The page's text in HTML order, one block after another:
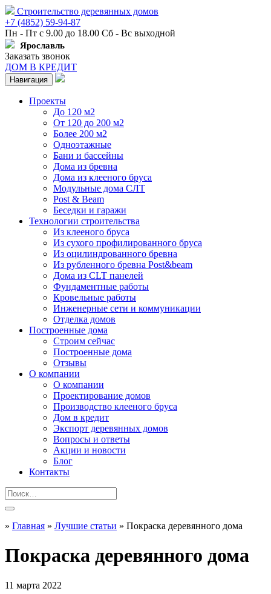
Строительство деревянных домов
+7 (4852) 59-94-87
Пн - Пт с 9.00 до 18.00 Сб - Вс выходной
Ярославль
Заказать звонок
ДОМ В КРЕДИТ
Навигация
Проекты
До 120 м2
От 120 до 200 м2
Более 200 м2
Одноэтажные
Бани и бассейны
Дома из бревна
Дома из клееного бруса
Модульные дома СЛТ
Post & Beam
Беседки и гаражи
Технологии строительства
Из клееного бруса
Из сухого профилированного бруса
Из оцилиндрованного бревна
Из рубленного бревна Post&beam
Дома из CLT панелей
Фундаментные работы
Кровельные работы
Инженерные сети и коммуникации
Отделка домов
Построенные дома
Строим сейчас
Построенные дома
Отзывы
О компании
О компании
Проектирование домов
Производство клееного бруса
Дом в кредит
Экспорт деревянных домов
Вопросы и ответы
Акции и новости
Блог
Контакты
» Главная » Лучшие статьи » Покраска деревянного дома
Покраска деревянного дома
11 марта 2022